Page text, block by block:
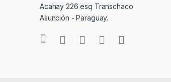
Acahay 226 esq Transchaco
Asunción - Paraguay.